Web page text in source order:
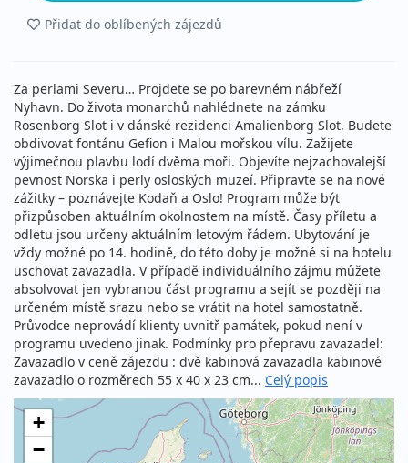
Přidat do oblíbených zájezdů
Za perlami Severu… Projdete se po barevném nábřeží
Nyhavn. Do života monarchů nahlédnete na zámku
Rosenborg Slot i v dánské rezidenci Amalienborg Slot. Budete
obdivovat fontánu Gefion i Malou mořskou vílu. Zažijete
výjimečnou plavbu lodí dvěma moři. Objevíte nejzachovalejší
pevnost Norska i perly osloských muzeí. Připravte se na nové
zážitky – poznávejte Kodaň a Oslo! Program může být
přizpůsoben aktuálním okolnostem na místě. Časy příletu a
odletu jsou určeny aktuálním letovým řádem. Ubytování je
vždy možné po 14. hodině, do této doby je možné si na hotelu
uschovat zavazadla. V případě individuálního zájmu můžete
absolvovat jen vybranou část programu a sejít se později na
určeném místě srazu nebo se vrátit na hotel samostatně.
Průvodce neprovádí klienty uvnitř památek, pokud není v
programu uvedeno jinak. Podmínky pro přepravu zavazadel:
Zavazadlo v ceně zájezdu : dvě kabinová zavazadla kabinové
zavazadlo o rozměrech 55 x 40 x 23 cm... Celý popis
+
−